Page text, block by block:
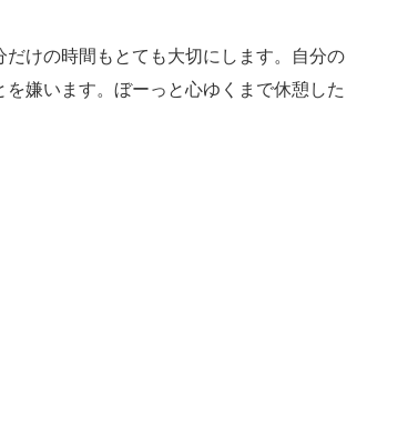
けの時間もとても大切にします。自分の
嫌います。ぼーっと心ゆくまで休憩した